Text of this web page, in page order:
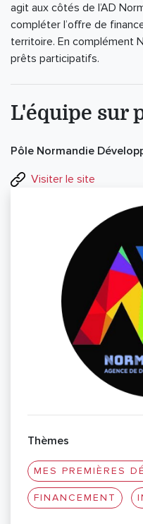
agit aux côtés de l’AD
compléter l’offre de
territoire. En complément
prêts participatifs.
L'équipe sur
Pôle Normandie
Visiter le site
Thèmes
MES PREMIÈRES
FINANCEMENT